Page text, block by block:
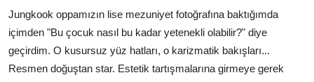
Jungkook oppamızın lise mezuniyet fotoğrafına baktığımda
içimden "Bu çocuk nasıl bu kadar yetenekli olabilir?" diye
geçirdim. O kusursuz yüz hatları, o karizmatik bakışları...
Resmen doğuştan star. Estetik tartışmalarına girmeye gerek